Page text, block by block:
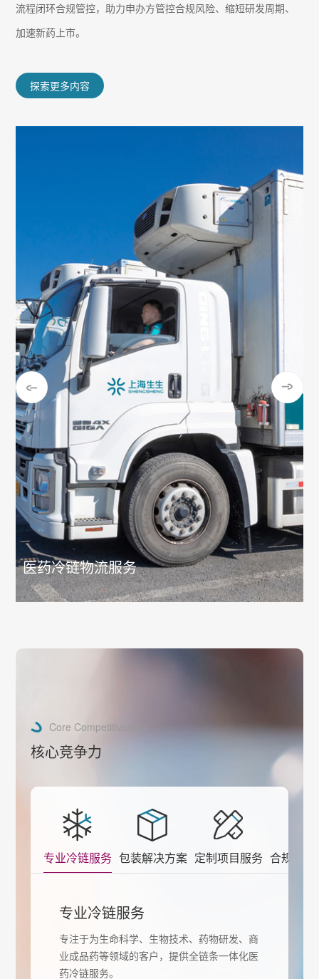
流程闭环合规管控，助力申办方管控合规风险、缩短研发周期、
加速新药上市。
探索更多内容
医药冷链物流服务
Core Competitiveness
核心竞争力
专业冷链服务 包装解决方案 定制项目服务 合规质量
专业冷链服务
专注于为生命科学、生物技术、药物研发、商
业成品药等领域的客户，提供全链条一体化医
药冷链服务。